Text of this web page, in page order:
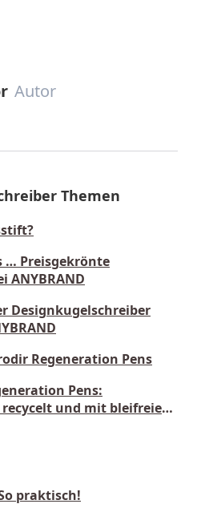
Autor
Themen
… Preisgekrönte
ANYBRAND
Designkugelschreiber
Regeneration Pens
Pens:
und mit bleifreier
praktisch!